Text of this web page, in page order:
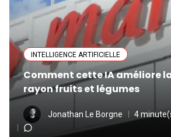
INTELLIGENCE ARTIFICIELLE
Comment cette IA améliore
rayon fruits et légumes
Jonathan Le Borgne 4